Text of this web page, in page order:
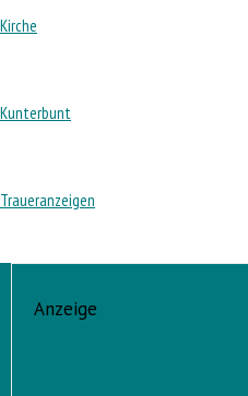
Kirche
Kunterbunt
Traueranzeigen
Anzeige